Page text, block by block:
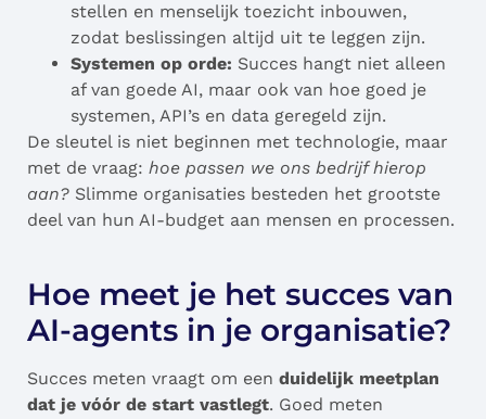
stellen en menselijk toezicht inbouwen,
zodat beslissingen altijd uit te leggen zijn.
Systemen op orde: Succes hangt niet alleen
af van goede AI, maar ook van hoe goed je
systemen, API’s en data geregeld zijn.
De sleutel is niet beginnen met technologie, maar
met de vraag: hoe passen we ons bedrijf hierop
aan? Slimme organisaties besteden het grootste
deel van hun AI-budget aan mensen en processen.
Hoe meet je het succes van
AI-agents in je organisatie?
Succes meten vraagt om een duidelijk meetplan
dat je vóór de start vastlegt. Goed meten